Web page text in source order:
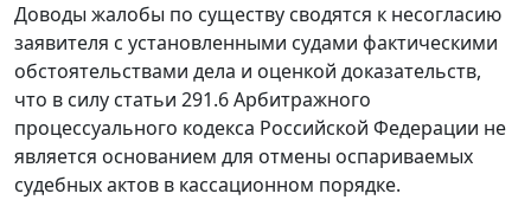
Доводы жалобы по существу сводятся к несогласию
заявителя с установленными судами фактическими
обстоятельствами дела и оценкой доказательств,
что в силу статьи 291.6Арбитражного
процессуального кодекса Российской Федерации не
является основанием для отмены оспариваемых
судебных актов в кассационном порядке.